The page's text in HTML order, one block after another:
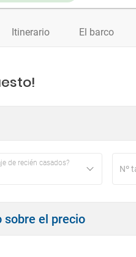
Itinerario El barco
de recién casados?
sobre el precio